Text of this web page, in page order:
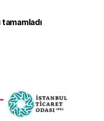
tamamladı